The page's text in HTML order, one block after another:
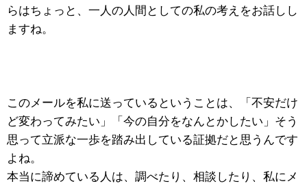
らはちょっと、一人の人間としての私の考えをお話しし
ますね。
このメールを私に送っているということは、「不安だけ
ど変わってみたい」「今の自分をなんとかしたい」そう
思って立派な一歩を踏み出している証拠だと思うんです
よね。
本当に諦めている人は、調べたり、相談したり、私にメ